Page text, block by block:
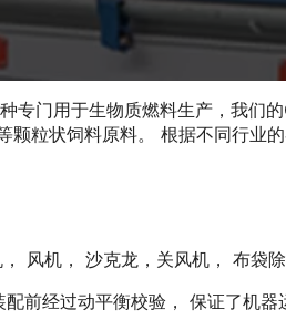
专门用于生物质燃料生产，我们
颗粒状饲料原料。 根据不同行业
风机， 沙克龙，关风机， 布袋
前经过动平衡校验， 保证了机器